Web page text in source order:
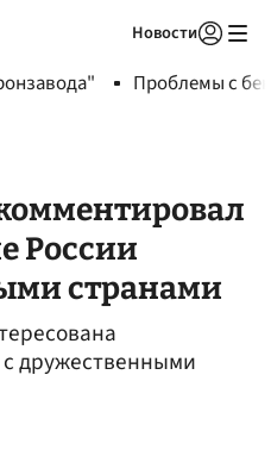
Новости
Проблемы с
России
странами
дружественными